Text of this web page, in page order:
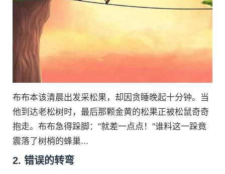
布布本该清晨出发采松果，却因贪睡晚起十分钟。当
他到达老松树时，最后那颗金黄的松果正被松鼠奇奇
抱走。布布急得跺脚："就差一点点！"谁料这一跺竟
震落了树梢的蜂巢...
2. 错误的转弯